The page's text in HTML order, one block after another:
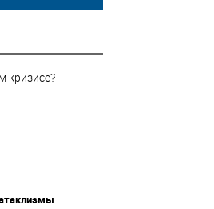
кризисе?